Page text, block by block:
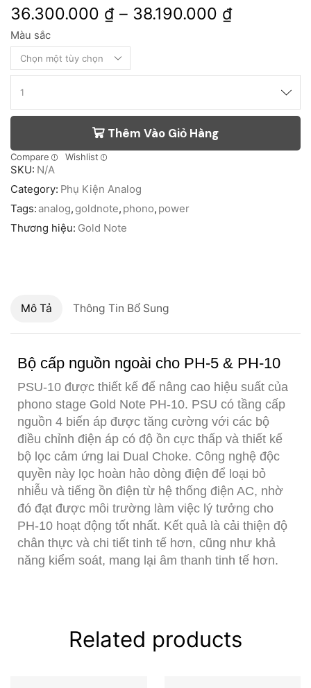
36.300.000 ₫ – 38.190.000 ₫
Màu sắc
Thêm Vào Giỏ Hàng
Compare Wishlist
SKU: N/A
Category: Phụ Kiện Analog
Tags:analog,goldnote, phono, power
Thương hiệu: Gold Note
Mô Tả Thông Tin Bổ Sung
Bộ cấp nguồn ngoài cho PH-5 & PH-10
PSU-10 được thiết kế để nâng cao hiệu suất của
phono stage Gold Note PH-10. PSU có tầng cấp
nguồn 4 biến áp được tăng cường với các bộ
điều chỉnh điện áp có độ ồn cực thấp và thiết kế
bộ lọc cảm ứng lai Dual Choke. Công nghệ độc
quyền này lọc hoàn hảo dòng điện để loại bỏ
nhiễu và tiếng ồn điện từ hệ thống điện AC, nhờ
đó đạt được môi trường làm việc lý tưởng cho
PH-10 hoạt động tốt nhất. Kết quả là cải thiện độ
chân thực và chi tiết tinh tế hơn, cũng như khả
năng kiểm soát, mang lại âm thanh tinh tế hơn.
Related products